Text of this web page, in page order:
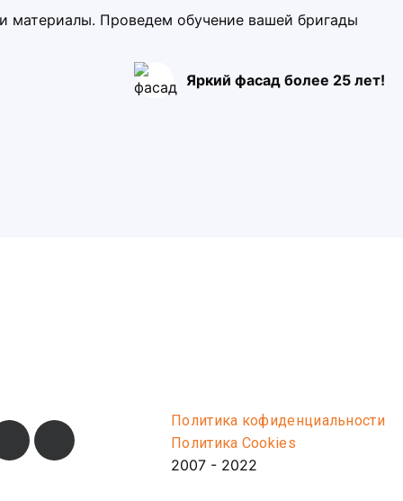
материалы. Проведем обучение вашей бригады
Яркий фасад более 25 лет!
Политика кофиденциальности
Политика Cookies
2007 - 2022